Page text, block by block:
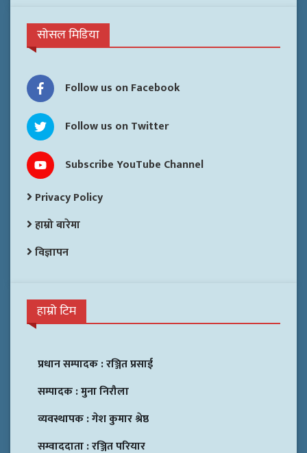
सोसल मिडिया
Follow us on Facebook
Follow us on Twitter
Subscribe YouTube Channel
Privacy Policy
हाम्रो बारेमा
विज्ञापन
हाम्रो टिम
प्रधान सम्पादक :रञ्जित प्रसाई
सम्पादक :मुना निरौला
व्यवस्थापक :गेश कुमार श्रेष्ठ
सम्वाददाता :रञ्जित परियार